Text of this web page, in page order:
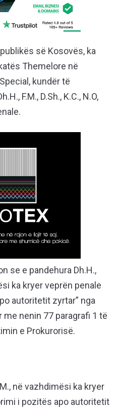
së Kosovës, ka
Themelore në
kundër të
F.M., D.Sh., K.C., N.O,
se e pandehura Dh.H.,
ka kryer veprën penale
autoritetit zyrtar” nga
me nenin 77 paragrafi 1 të
e Prokurorisë.
në vazhdimësi ka kryer
i pozitës apo autoritetit